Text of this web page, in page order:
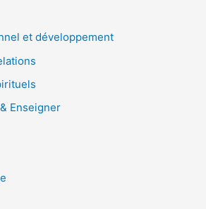
et développement
Enseigner